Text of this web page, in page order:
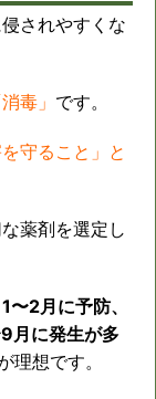
されやすくな
消毒」 です。
守ること」と
薬剤を選定し
1〜2月に予防、
月に発生が多
理想です。